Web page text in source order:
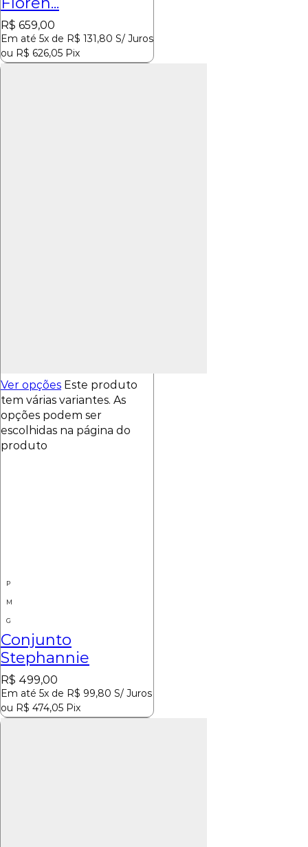
R$ 659,00
Em até 5x de R$ 131,80 S/ Juros
ou R$ 626,05 Pix
Ver opções Este produto
tem várias variantes. As
opções podem ser
escolhidas na página do
produto
P
M
G
Conjunto
Stephannie
R$ 499,00
Em até 5x de R$ 99,80 S/ Juros
ou R$ 474,05 Pix